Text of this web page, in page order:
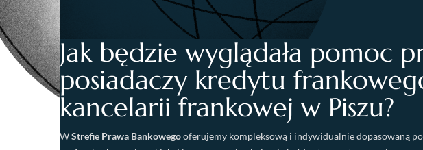
Jak będzie wyglądała pomoc
posiadaczy kredytu
kancelarii frankowej w Piszu?
WStrefie Prawa Bankowegooferujemy kompleksową i indywidualnie dopasowaną